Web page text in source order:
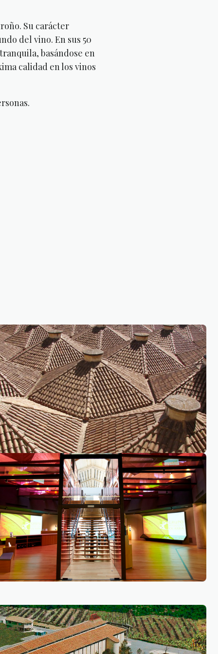
Su carácter
del vino. En sus 50
basándose en
calidad en los vinos